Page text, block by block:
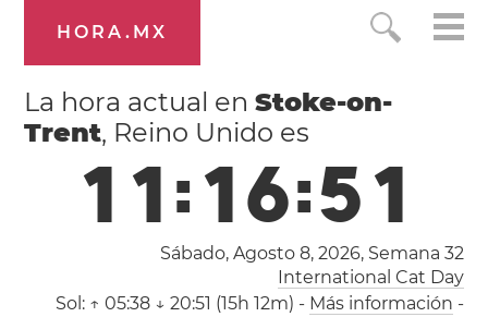
HORA.MX
La hora actual enStoke-on-
Trent, Reino Unido es
1 1:16:52
Sábado, Agosto 8, 2026, Semana 32
International Cat Day
Sol: ↑ 05:38 ↓ 20:51 (15h 12m) - Más información -